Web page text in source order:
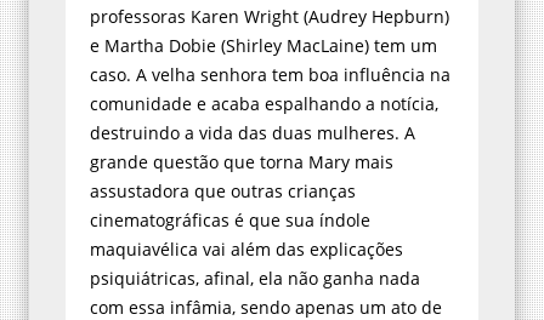
professoras Karen Wright (Audrey Hepburn)
e Martha Dobie (Shirley MacLaine) tem um
caso. A velha senhora tem boa influência na
comunidade e acaba espalhando a notícia,
destruindo a vida das duas mulheres. A
grande questão que torna Mary mais
assustadora que outras crianças
cinematográficas é que sua índole
maquiavélica vai além das explicações
psiquiátricas, afinal, ela não ganha nada
com essa infâmia, sendo apenas um ato de